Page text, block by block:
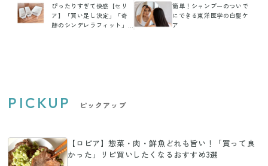
ぴったりすぎて快感【セリ
ア】「買い足し決定」「奇
跡のシンデレラフィット」
簡単！シャンプーのついで
にできる東洋医学の白髪ケ
ア
PICKUP ピックアップ
【ロピア】惣菜・肉・鮮魚どれも旨い！「買って良
かった」リピ買いしたくなるおすすめ3選